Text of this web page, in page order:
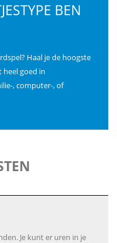
BEN
Haal je de hoogste
heel goed in
, computer-, of
Je kunt er uren in je